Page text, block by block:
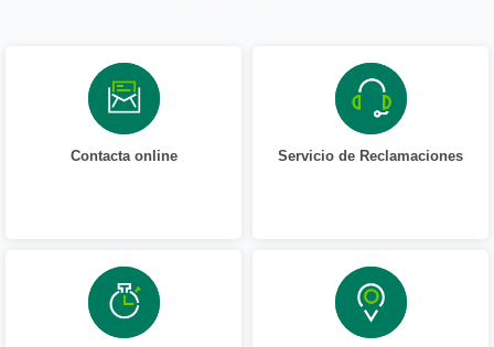
Contacta online Servicio de Reclamaciones